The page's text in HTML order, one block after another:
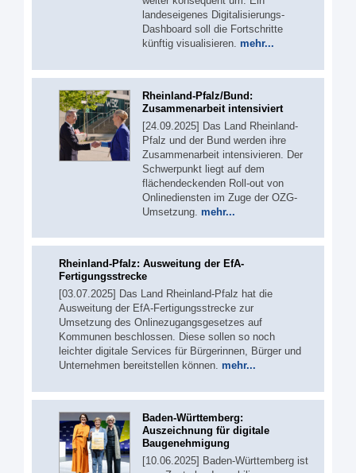
landeseigenes Digitalisierungs-
Dashboard soll die Fortschritte
künftig visualisieren. mehr...
Rheinland-Pfalz/Bund:
Zusammenarbeit intensiviert
[24.09.2025] Das Land Rheinland-
Pfalz und der Bund werden ihre
Zusammenarbeit intensivieren. Der
Schwerpunkt liegt auf dem
flächendeckenden Roll-out von
Onlinediensten im Zuge der OZG-
Umsetzung. mehr...
Rheinland-Pfalz: Ausweitung der EfA-
Fertigungsstrecke
[03.07.2025] Das Land Rheinland-Pfalz hat die
Ausweitung der EfA-Fertigungsstrecke zur
Umsetzung des Onlinezugangsgesetzes auf
Kommunen beschlossen. Diese sollen so noch
leichter digitale Services für Bürgerinnen, Bürger und
Unternehmen bereitstellen können. mehr...
Baden-Württemberg:
Auszeichnung für digitale
Baugenehmigung
[10.06.2025] Baden-Württemberg ist